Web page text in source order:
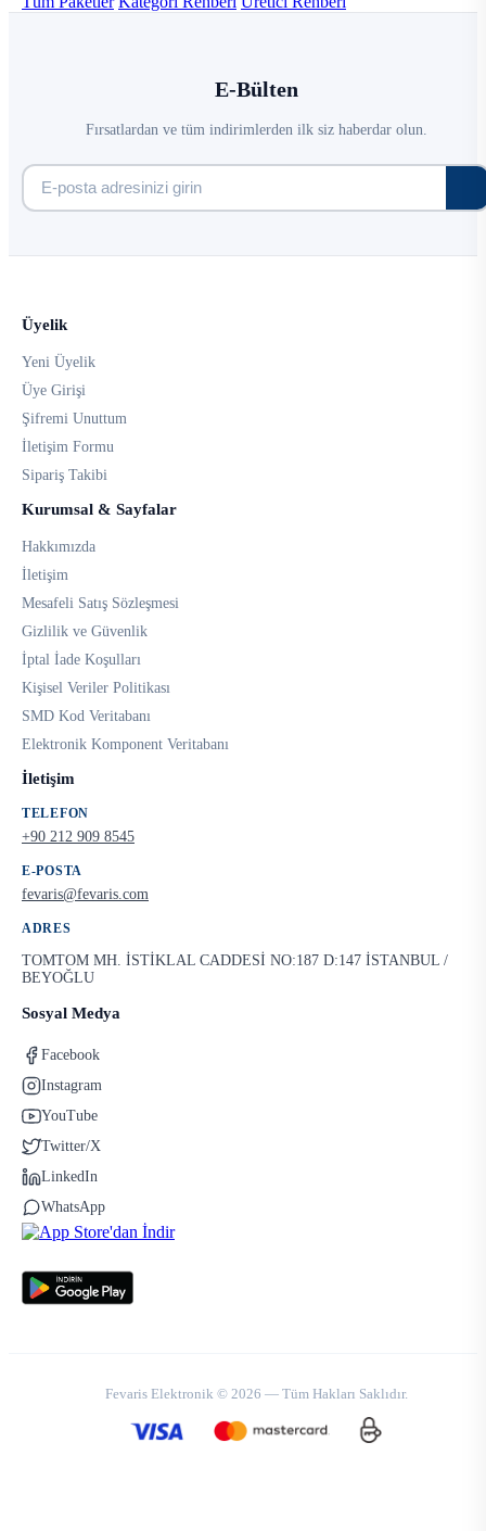
E-Bülten
Fırsatlardan ve tüm indirimlerden ilk siz haberdar olun.
Üyelik
Yeni Üyelik
Üye Girişi
Şifremi Unuttum
İletişim Formu
Sipariş Takibi
Kurumsal & Sayfalar
Hakkımızda
İletişim
Mesafeli Satış Sözleşmesi
Gizlilik ve Güvenlik
İptal İade Koşulları
Kişisel Veriler Politikası
SMD Kod Veritabanı
Elektronik Komponent Veritabanı
İletişim
TELEFON
+90 212 909 8545
E-POSTA
fevaris@fevaris.com
ADRES
TOMTOM MH. İSTİKLAL CADDESİ NO:187 D:147 İSTANBUL /
BEYOĞLU
Sosyal Medya
Facebook
Instagram
YouTube
Twitter/X
LinkedIn
WhatsApp
Fevaris Elektronik © 2026 — Tüm Hakları Saklıdır.